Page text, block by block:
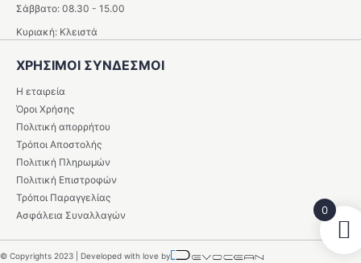
Σάββατο: 08.30 - 15.00
Κυριακή: Κλειστά
ΧΡΗΣΙΜΟΙ ΣΥΝΔΕΣΜΟΙ
Η εταιρεία
Όροι Χρήσης
Πολιτική απορρήτου
Τρόποι Αποστολής
Πολιτική Πληρωμών
Πολιτική Επιστροφών
Τρόποι Παραγγελίας
Ασφάλεια Συναλλαγών
© Copyrights 2023 | Developed with love by
0